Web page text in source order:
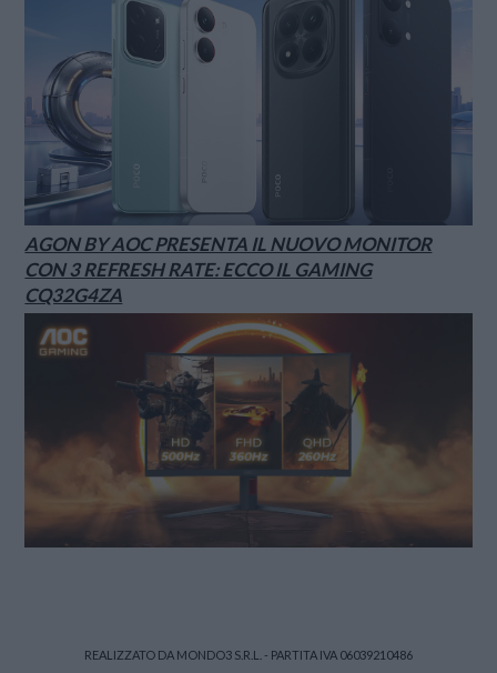
AGON BY AOC PRESENTA IL NUOVO MONITOR
CON 3 REFRESH RATE: ECCO IL GAMING
CQ32G4ZA
REALIZZATO DA MONDO3 S.R.L. - PARTITA IVA 06039210486